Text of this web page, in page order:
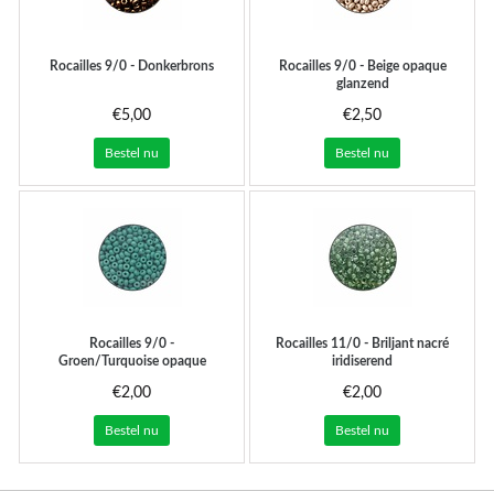
Rocailles 9/0 - Donkerbrons
€5,00
Bestel nu
Rocailles 9/0 - Beige opaque
glanzend
€2,50
Bestel nu
Rocailles 9/0 -
Groen/Turquoise opaque
€2,00
Bestel nu
Rocailles 11/0 - Briljant nacré
iridiserend
€2,00
Bestel nu